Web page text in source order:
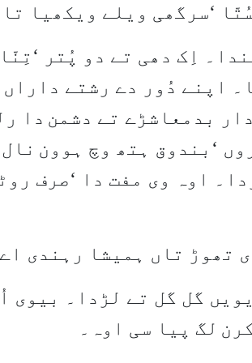
‘سرگھی ویلے ویکھیا
اِک دھی تے دو پُتر ‘
اپنے دُور دے رشتے
بدمعاشڑے تے دشمن دا
‘ بندوق ہتھ وچ ہوون
اوہ وی مفت دا ‘صرف
تھوڑ تاں ہمیشا رہندی
گل گل تے لڑدا۔ بیوی
لگ پیا سی اوہ۔